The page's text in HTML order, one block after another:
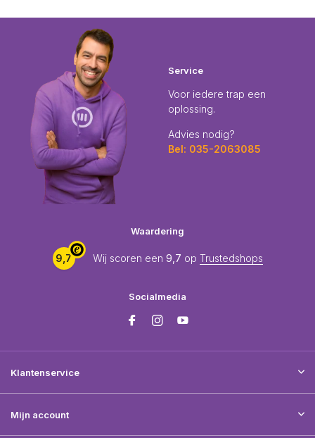
Service
Voor iedere trap een
oplossing.
Advies nodig?
Bel: 035-2063085
Waardering
9,7 Wij scoren een 9,7 op Trustedshops
Socialmedia
Klantenservice
Mijn account